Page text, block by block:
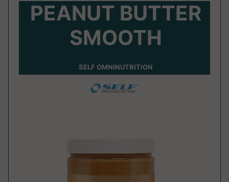
PEANUT BUTTER
SMOOTH
SELF OMNINUTRITION